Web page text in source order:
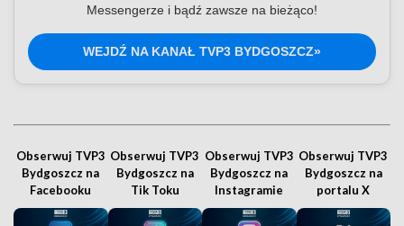
Messengerze i bądź zawsze na bieżąco!
WEJDŹ NA KANAŁ TVP3 BYDGOSZCZ»
Obserwuj TVP3
Bydgoszcz na
Facebooku
Obserwuj TVP3
Bydgoszcz na
Tik Toku
Obserwuj TVP3
Bydgoszcz na
Instagramie
Obserwuj TVP3
Bydgoszcz na
portalu X